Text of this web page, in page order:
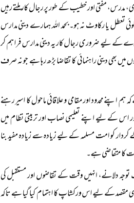
مدرس، مفتی اور خطیب کے طور پر رجال کار ملتے رہیں
تعطل یا رکاوٹ نہ ہو۔ بحمد اللہ ہمارے دینی مدارس
کے لیے ضروری رجال کار یہ دینی مدارس فراہم کر
بھی دینی راہنمائی کا تقاضا بڑھ رہا ہے جو نہ صرف
اپنے محدود اور مقامی و علاقائی ماحول کا اسیر رہنے
اس کے لیے اپنے تعلیمی نصاب اور تربیتی نظام میں
کو امت مسلمہ کے لیے زیادہ سے زیادہ مفید بنا
کا متقاضی ہے۔
دلانے، انہیں وقت کے تقاضوں اور مستقبل کی
کے لیے اس ورکشاپ کا اہتمام کیا گیا ہے تاکہ